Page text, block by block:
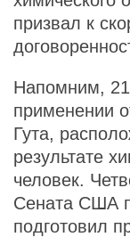
призвал к
Напомним, 21
применении
Гута,
результате
человек.
Сената США
подготовил